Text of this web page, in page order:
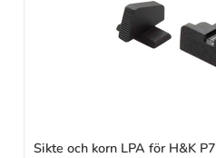
Sikte och korn LPA för H&K P7